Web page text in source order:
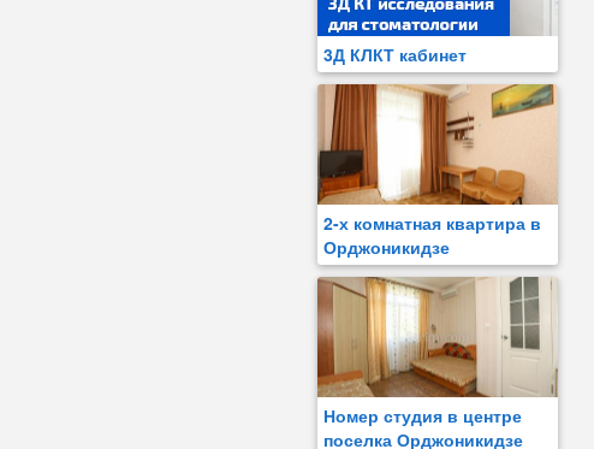
3Д КЛКТ кабинет
2-х комнатная квартира в
Орджоникидзе
Номер студия в центре
поселка Орджоникидзе